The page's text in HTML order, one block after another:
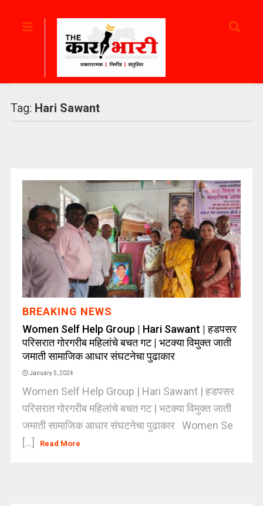
Tag: Hari Sawant
BREAKING NEWS
Women Self Help Group | Hari Sawant | हडपसर
परिसरात गोरगरीब महिलांचे बचत गट | भटक्या विमुक्त जाती
जमाती सामाजिक आधार संघटनेचा पुढाकार
January 5, 2024
Women Self Help Group | Hari Sawant | हडपसर
परिसरात गोरगरीब महिलांचे बचत गट | भटक्या विमुक्त जाती
जमाती सामाजिक आधार संघटनेचा पुढाकार Women Se
[...]
Read More